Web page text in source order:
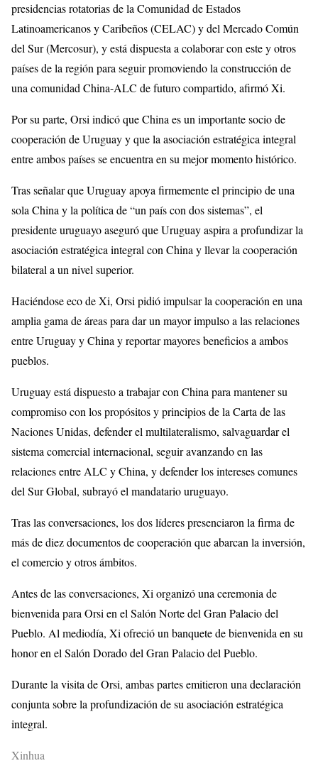
presidencias rotatorias de la Comunidad de Estados
Latinoamericanos y Caribeños (CELAC) y del Mercado Común
del Sur (Mercosur), y está dispuesta a colaborar con este y otros
países de la región para seguir promoviendo la construcción de
una comunidad China-ALC de futuro compartido, afirmó Xi.
Por su parte, Orsi indicó que China es un importante socio de
cooperación de Uruguay y que la asociación estratégica integral
entre ambos países se encuentra en su mejor momento histórico.
Tras señalar que Uruguay apoya firmemente el principio de una
sola China y la política de “un país con dos sistemas”, el
presidente uruguayo aseguró que Uruguay aspira a profundizar la
asociación estratégica integral con China y llevar la cooperación
bilateral a un nivel superior.
Haciéndose eco de Xi, Orsi pidió impulsar la cooperación en una
amplia gama de áreas para dar un mayor impulso a las relaciones
entre Uruguay y China y reportar mayores beneficios a ambos
pueblos.
Uruguay está dispuesto a trabajar con China para mantener su
compromiso con los propósitos y principios de la Carta de las
Naciones Unidas, defender el multilateralismo, salvaguardar el
sistema comercial internacional, seguir avanzando en las
relaciones entre ALC y China, y defender los intereses comunes
del Sur Global, subrayó el mandatario uruguayo.
Tras las conversaciones, los dos líderes presenciaron la firma de
más de diez documentos de cooperación que abarcan la inversión,
el comercio y otros ámbitos.
Antes de las conversaciones, Xi organizó una ceremonia de
bienvenida para Orsi en el Salón Norte del Gran Palacio del
Pueblo. Al mediodía, Xi ofreció un banquete de bienvenida en su
honor en el Salón Dorado del Gran Palacio del Pueblo.
Durante la visita de Orsi, ambas partes emitieron una declaración
conjunta sobre la profundización de su asociación estratégica
integral.
Xinhua